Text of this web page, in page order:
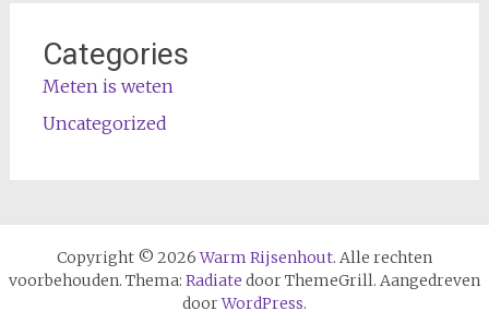
Categories
Meten is weten
Uncategorized
Copyright © 2026Warm Rijsenhout. Alle rechten
voorbehouden. Thema: Radiate door ThemeGrill. Aangedreven
doorWordPress.